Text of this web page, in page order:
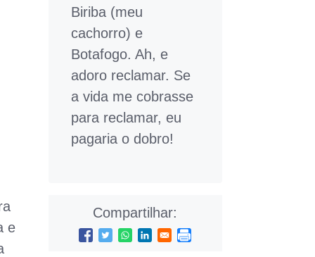
e
Biriba (meu
cachorro) e
Botafogo. Ah, e
adoro reclamar. Se
a vida me cobrasse
para reclamar, eu
pagaria o dobro!
Compartilhar: